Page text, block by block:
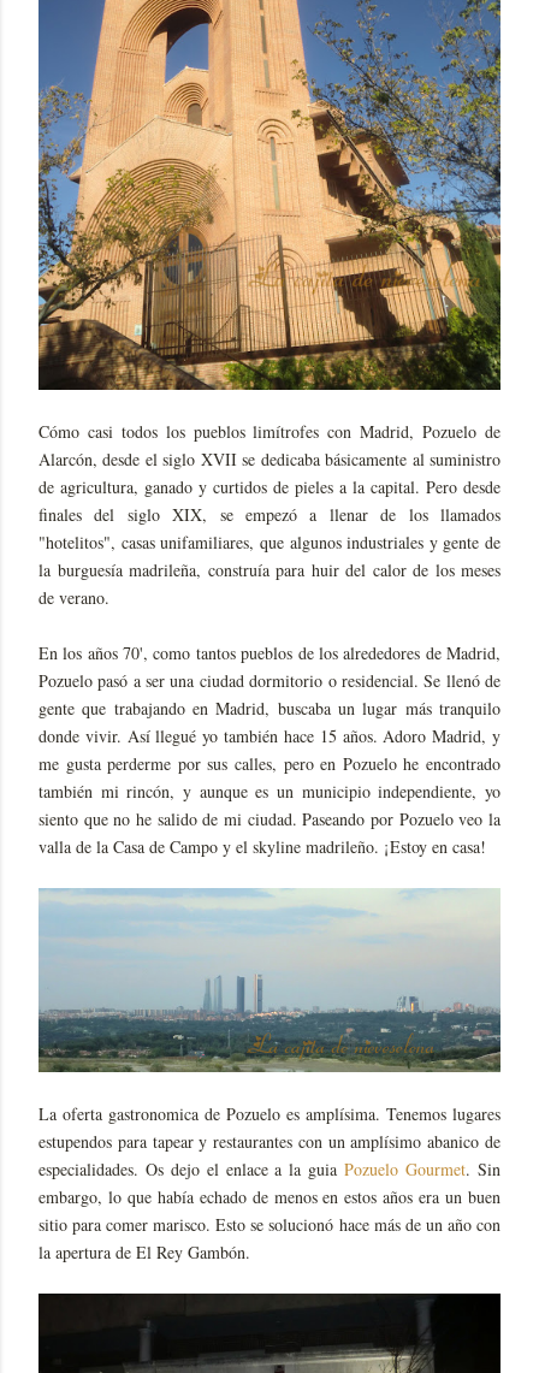
Cómo casi todos los pueblos limítrofes con Madrid, Pozuelo de
Alarcón, desde el siglo XVII se dedicaba básicamente al suministro
de agricultura, ganado y curtidos de pieles a la capital. Pero desde
finales del siglo XIX, se empezó a llenar de los llamados
"hotelitos", casas unifamiliares, que algunos industriales y gente de
la burguesía madrileña, construía para huir del calor de los meses
de verano.
En los años 70', como tantos pueblos de los alrededores de Madrid,
Pozuelo pasó a ser una ciudad dormitorio o residencial. Se llenó de
gente que trabajando en Madrid, buscaba un lugar más tranquilo
donde vivir. Así llegué yo también hace 15 años. Adoro Madrid, y
me gusta perderme por sus calles, pero en Pozuelo he encontrado
también mi rincón, y aunque es un municipio independiente, yo
siento que no he salido de mi ciudad. Paseando por Pozuelo veo la
valla de la Casa de Campo y el skyline madrileño. ¡Estoy en casa!
La oferta gastronomica de Pozuelo es amplísima. Tenemos lugares
estupendos para tapear y restaurantes con un amplísimo abanico de
especialidades. Os dejo el enlace a la guiaPozuelo Gourmet. Sin
embargo, lo que había echado de menos en estos años era un buen
sitio para comer marisco. Esto se solucionó hace más de un año con
la apertura de El Rey Gambón.